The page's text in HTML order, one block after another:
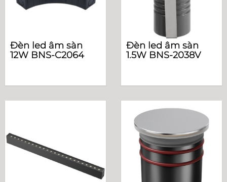
Đèn led âm sàn
12W BNS-C2064
Đèn led âm sàn
1.5W BNS-2038V